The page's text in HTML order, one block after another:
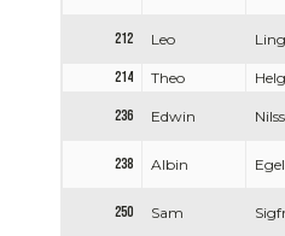
212 Leo
214 Theo
236 Edwin
238 Albin
250 Sam